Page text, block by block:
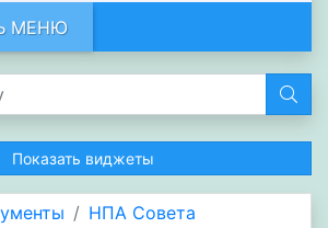
МЕНЮ
Показать виджеты
НПА Совета